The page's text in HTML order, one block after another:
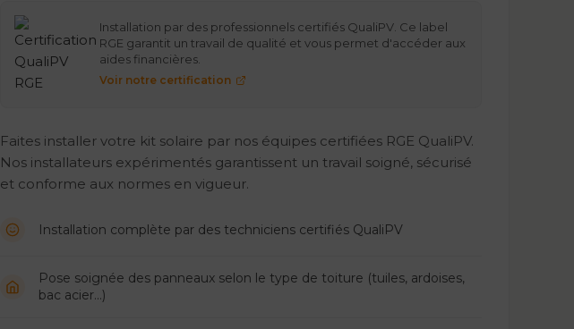
Installation par des professionnels certifiés QualiPV. Ce label
RGE garantit un travail de qualité et vous permet d'accéder aux
aides financières.
Voir notre certification
Faites installer votre kit solaire par nos équipes certifiées RGE QualiPV.
Nos installateurs expérimentés garantissent un travail soigné, sécurisé
et conforme aux normes en vigueur.
Installation complète par des techniciens certifiés QualiPV
Pose soignée des panneaux selon le type de toiture (tuiles, ardoises,
bac acier...)